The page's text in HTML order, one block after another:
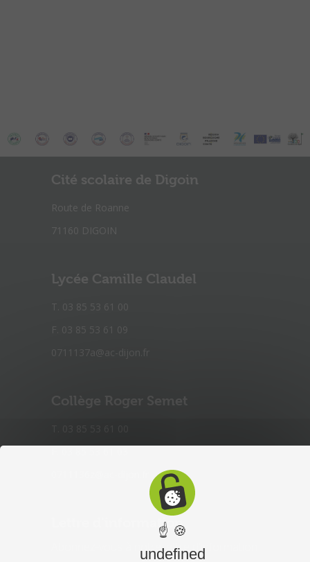
Cité scolaire de Digoin
Route de Roanne
71160 DIGOIN
Lycée Camille Claudel
T. 03 85 53 61 00
F. 03 85 53 61 09
0711137a@ac-dijon.fr
Lettre d’information
Abonnez-vous à notre lettre d'information
☝ 🍪
undefined